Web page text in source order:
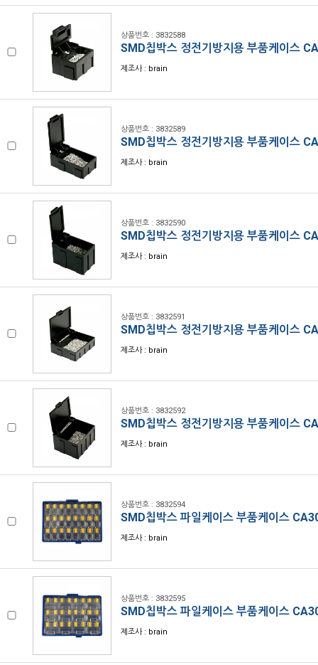
상품번호 : 3832588
SMD칩박스 정전기방지용 부품케이스
제조사 : brain
상품번호 : 3832589
SMD칩박스 정전기방지용 부품케이스
제조사 : brain
상품번호 : 3832590
SMD칩박스 정전기방지용 부품케이스
제조사 : brain
상품번호 : 3832591
SMD칩박스 정전기방지용 부품케이스
제조사 : brain
상품번호 : 3832592
SMD칩박스 정전기방지용 부품케이스
제조사 : brain
상품번호 : 3832594
SMD칩박스 파일케이스 부품케이스
제조사 : brain
상품번호 : 3832595
SMD칩박스 파일케이스 부품케이스
제조사 : brain